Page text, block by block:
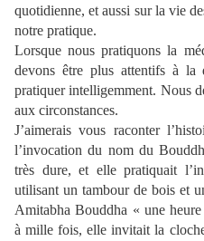
quotidienne, et aussi sur la vie
notre pratique.
Lorsque nous pratiquons la
devons être plus attentifs à
pratiquer intelligemment. Nous
aux circonstances.
J’aimerais vous raconter
l’invocation du nom du
très dure, et elle pratiquait
utilisant un tambour de bois et
Amitabha Bouddha « une
à mille fois, elle invitait la